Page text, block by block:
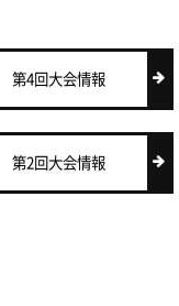
第4回大会情報
第2回大会情報